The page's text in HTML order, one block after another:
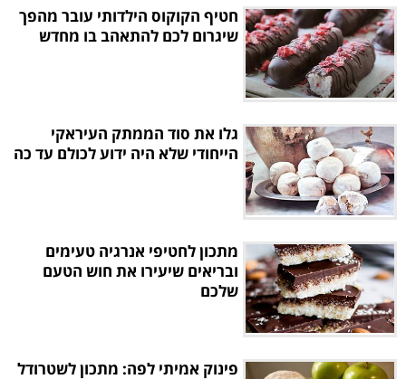
חטיף הקוקוס הילדותי עובר מהפך
שיגרום לכם להתאהב בו מחדש
גלו את סוד הממתק העיראקי
הייחודי שלא היה ידוע לכולם עד כה
מתכון לחטיפי אנרגיה טעימים
ובריאים שיעירו את חוש הטעם
שלכם
פינוק אמיתי לפה: מתכון לשטרודל